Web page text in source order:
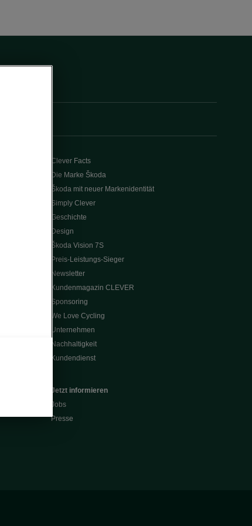
Clever Facts
Die Marke Škoda
Škoda mit neuer Markenidentität
Simply Clever
Geschichte
Design
Škoda Vision 7S
Preis-Leistungs-Sieger
Newsletter
Kundenmagazin CLEVER
Sponsoring
We Love Cycling
Unternehmen
Nachhaltigkeit
Kundendienst
Jetzt informieren
Jobs
Presse